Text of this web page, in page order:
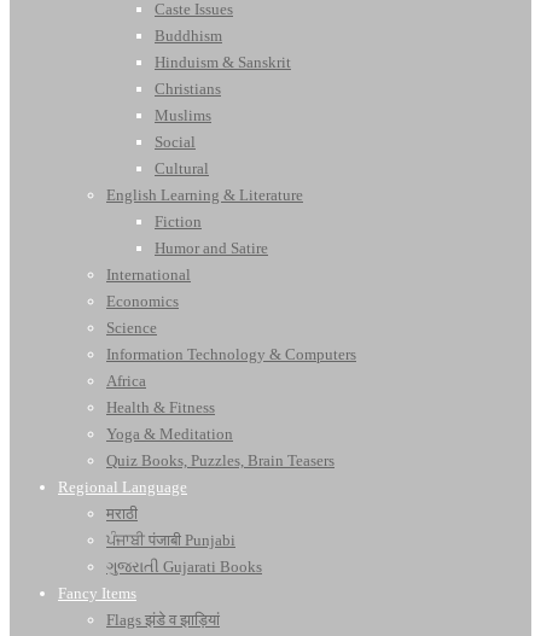
Caste Issues
Buddhism
Hinduism & Sanskrit
Christians
Muslims
Social
Cultural
English Learning & Literature
Fiction
Humor and Satire
International
Economics
Science
Information Technology & Computers
Africa
Health & Fitness
Yoga & Meditation
Quiz Books, Puzzles, Brain Teasers
Regional Language
मराठी
ਪੰਜਾਬੀ पंजाबी Punjabi
ગુજરાતી Gujarati Books
Fancy Items
Flags झंडे व झाड़ियां